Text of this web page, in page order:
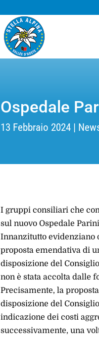
Ospedale
13 Febbraio 2024
I gruppi consiliari che
sul nuovo Ospedale
Innanzitutto evidenziano
proposta emendativa di
disposizione del
non è stata accolta dalle
Precisamente, la
disposizione del
indicazione dei costi
successivamente, una